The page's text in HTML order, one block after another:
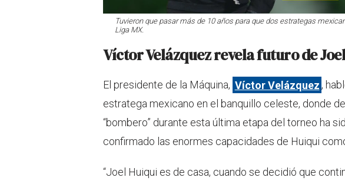
Tuvieron que pasar más de 10 años para que dos estrategas
Liga MX.
Víctor Velázquez revela futuro de
El presidente de la Máquina, Víctor Velázquez,
estratega mexicano en el banquillo celeste, donde
“bombero” durante esta última etapa del torneo ha
confirmado las enormes capacidades de Huiqui
“Joel Huiqui es de casa, cuando se decidió que